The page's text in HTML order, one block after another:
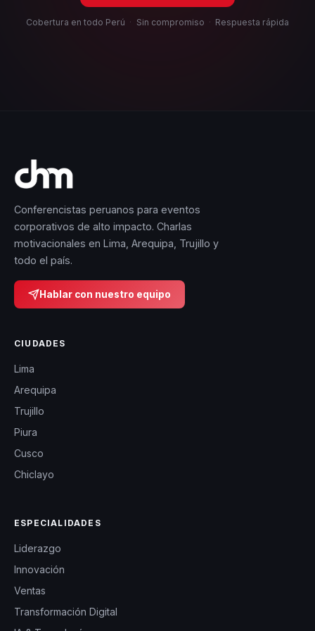
Cobertura en todo Perú · Sin compromiso · Respuesta rápida
Conferencistas peruanos para eventos
corporativos de alto impacto. Charlas
motivacionales en Lima, Arequipa, Trujillo y
todo el país.
Hablar con nuestro equipo
CIUDADES
Lima
Arequipa
Trujillo
Piura
Cusco
Chiclayo
ESPECIALIDADES
Liderazgo
Innovación
Ventas
Transformación Digital